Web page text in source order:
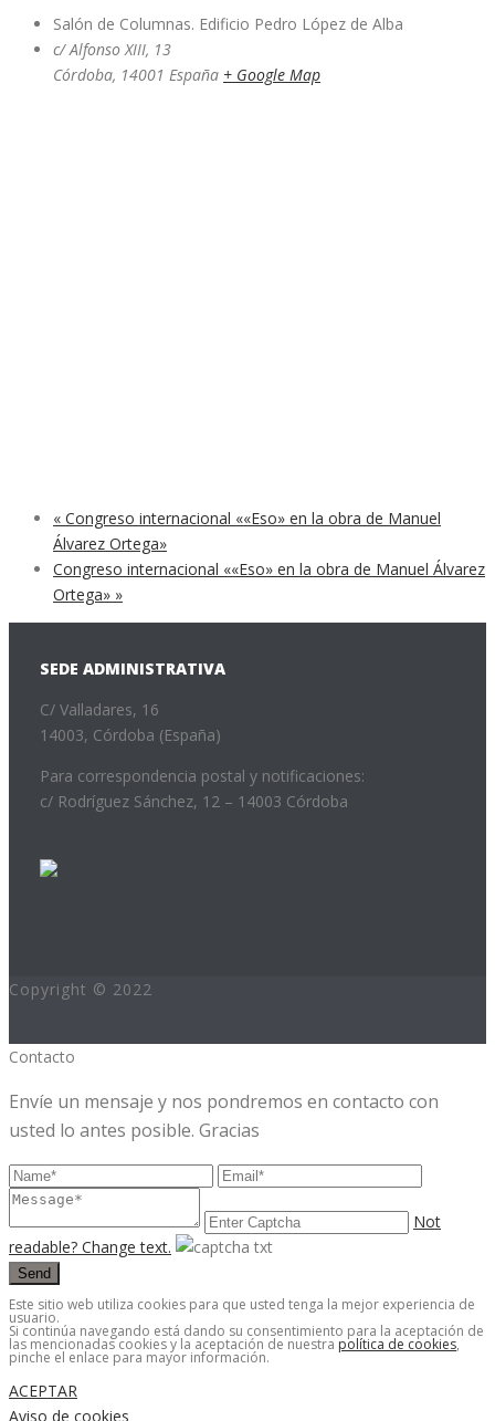
Salón de Columnas. Edificio Pedro López de Alba
c/ Alfonso XIII, 13
Córdoba, 14001 España + Google Map
« Congreso internacional ««Eso» en la obra de Manuel
Álvarez Ortega»
Congreso internacional ««Eso» en la obra de Manuel Álvarez
Ortega» »
SEDE ADMINISTRATIVA
C/ Valladares, 16
14003, Córdoba (España)
Para correspondencia postal y notificaciones:
c/ Rodríguez Sánchez, 12 – 14003 Córdoba
Copyright © 2022
Contacto
Envíe un mensaje y nos pondremos en contacto con
usted lo antes posible. Gracias
Not
readable? Change text.
Send
Este sitio web utiliza cookies para que usted tenga la mejor experiencia de
usuario.
Si continúa navegando está dando su consentimiento para la aceptación de
las mencionadas cookies y la aceptación de nuestra política de cookies,
pinche el enlace para mayor información.
ACEPTAR
Aviso de cookies